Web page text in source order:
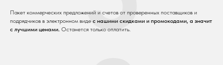
Пакет коммерческих предложений и счетов от проверенных поставщиков и
подрядчиков в электронном виде с нашими скидками и промокодами, а значит
с лучшими ценами. Останется только оплатить.